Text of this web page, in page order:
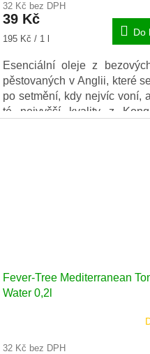
32 Kč bez DPH
39 Kč
Měrná
195 Kč / 1 l
Do
Esenciální oleje z
pěstovaných v Anglii, které
po setmění, kdy nejvíc voní,
té nejvyšší kvality z
Fever-Tree Mediterranean
Water 0,2l
32 Kč bez DPH